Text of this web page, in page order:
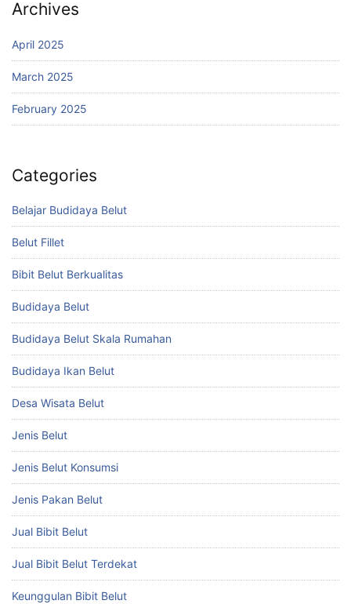
Archives
April 2025
March 2025
February 2025
Categories
Belajar Budidaya Belut
Belut Fillet
Bibit Belut Berkualitas
Budidaya Belut
Budidaya Belut Skala Rumahan
Budidaya Ikan Belut
Desa Wisata Belut
Jenis Belut
Jenis Belut Konsumsi
Jenis Pakan Belut
Jual Bibit Belut
Jual Bibit Belut Terdekat
Keunggulan Bibit Belut